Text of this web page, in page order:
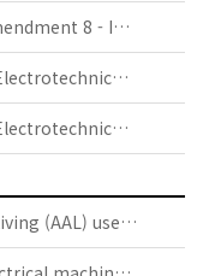
IEC 60050-161:1990/AMD8:2018 - Amendment 8 - International Electrotechnical Vocabulary (IEV) - Part 161: Electromagnetic compatibility
IEC 60050-102:2007 - International Electrotechnical Vocabulary (IEV) - Part 102: Mathematics - General concepts and linear algebra
IEC 60050-195:2021 - International Electrotechnical Vocabulary (IEV) - Part 195: Earthing and protection against electric shock
IEC TS 63134:2020 - Active assisted living (AAL) use cases